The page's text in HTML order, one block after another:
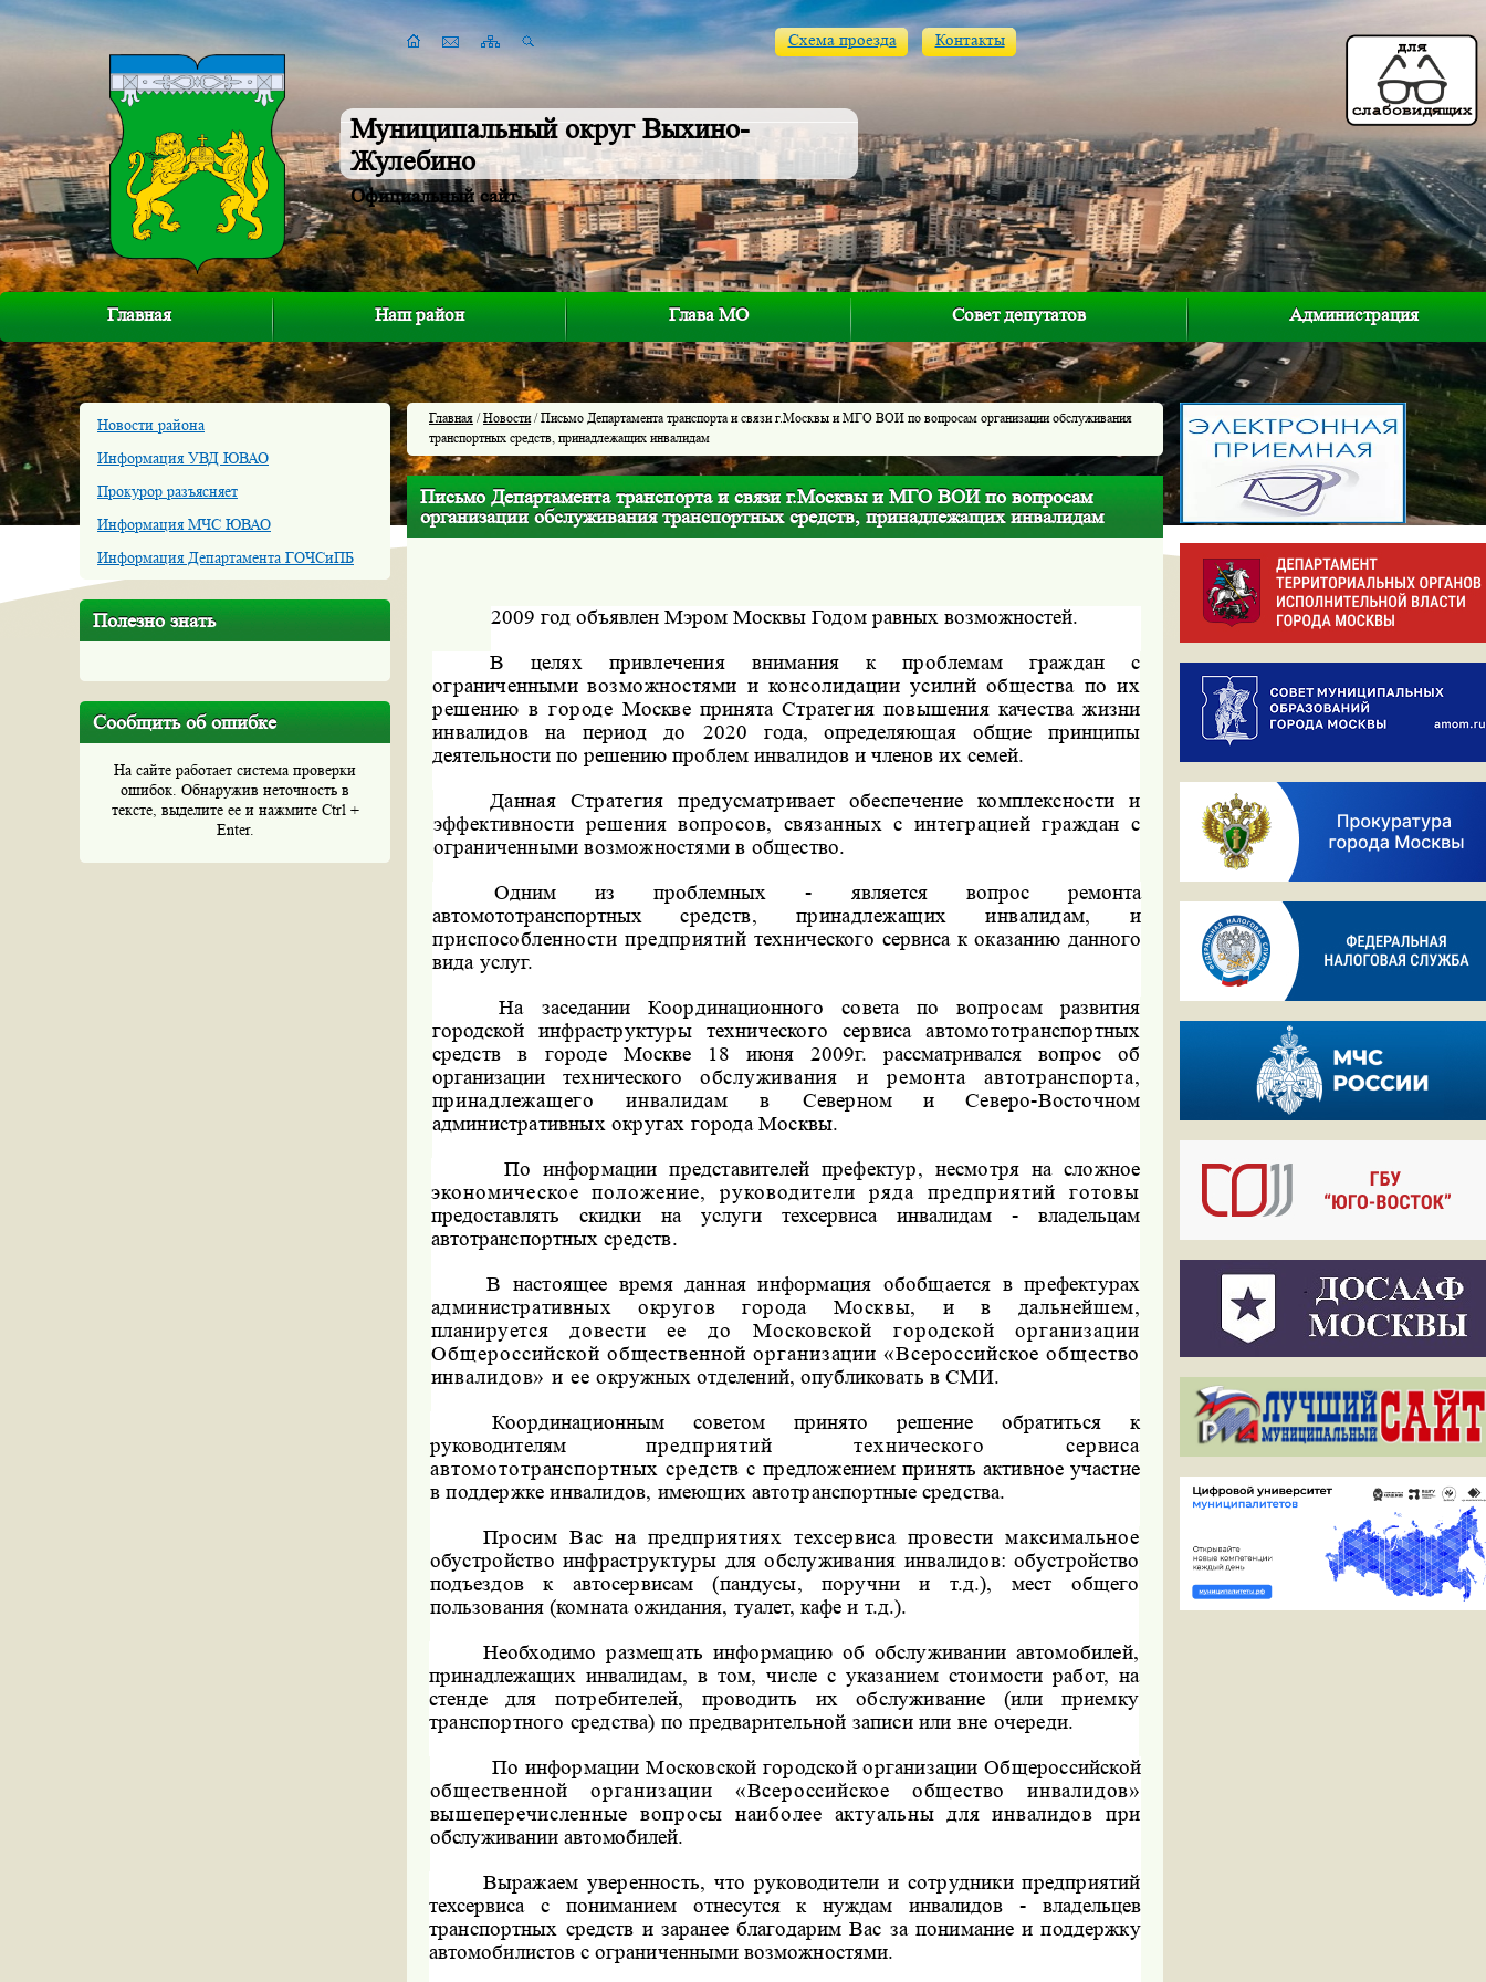
Муниципальный округ Выхино-
Жулебино
Официальный сайт
Схема проезда Контакты
Главная Наш район Глава МО Совет депутатов Администрация
Новости района
Информация УВД ЮВАО
Прокурор разъясняет
Информация МЧС ЮВАО
Информация Департамента ГОЧСиПБ
Полезно знать
Сообщить об ошибке
На сайте работает система проверки
ошибок. Обнаружив неточность в
тексте, выделите ее и нажмите Ctrl +
Enter.
Главная /Новости/ Письмо Департамента транспорта и связи г.Москвы и МГО ВОИ по вопросам организации обслуживания
транспортных средств, принадлежащих инвалидам
Письмо Департамента транспорта и связи г.Москвы и МГО ВОИ по вопросам
организации обслуживания транспортных средств, принадлежащих инвалидам
2009 год объявлен Мэром Москвы Годом равных возможностей.
В целях привлечения внимания к проблемам граждан с
ограниченнымивозможностями и консолидации усилий общества по их
решению в городе Москве принята Стратегия повышения качества жизни
инвалидов на период до 2020 года, определяющая общие принципы
деятельности по решению проблеминвалидов и членов их семей.
Данная Стратегия предусматривает обеспечение комплексности и
эффективности решения вопросов, связанных с интеграцией граждан с
ограниченными возможностями в общество.
Одним из проблемных - является вопрос ремонта
автомототранспортныхсредств, принадлежащих инвалидам, и
приспособленности предприятийтехнического сервиса к оказанию данного
вида услуг.
На заседании Координационного совета по вопросам развития
городской инфраструктуры технического сервиса автомототранспортных
средств в городеМоскве 18 июня 2009г. рассматривался вопрос об
организации технического обслуживания и ремонта автотранспорта,
принадлежащего инвалидам в Северном и Северо-Восточном
административных округах города Москвы.
По информации представителей префектур, несмотря на сложное
экономическое положение, руководители ряда предприятий готовы
предоставлять скидки на услуги техсервиса инвалидам - владельцам
автотранспортных средств.
В настоящее время данная информация обобщается в префектурах
административных округов города Москвы, и в дальнейшем,
планируется довести ее до Московской городской организации
Общероссийской общественной организации «Всероссийское общество
инвалидов» и ееокружных отделений, опубликовать в СМИ.
Координационным советом принято решение обратиться к
руководителямпредприятий технического сервиса
автомототранспортных средств спредложением принять активное участие
в поддержке инвалидов, имеющихавтотранспортные средства.
Просим Вас на предприятиях техсервиса провести максимальное
обустройство инфраструктуры для обслуживания инвалидов: обустройство
подъездов к автосервисам (пандусы, поручни и т.д.), мест общего
пользования(комната ожидания, туалет, кафе и т.д.).
Необходимо размещать информацию об обслуживании автомобилей,
принадлежащих инвалидам, в том, числе с указанием стоимости работ, на
стенде для потребителей, проводить их обслуживание (или приемку
транспортного средства) по предварительной записи или вне очереди.
По информации Московской городской организации Общероссийской
общественной организации «Всероссийское общество инвалидов»
вышеперечисленные вопросы наиболее актуальны для инвалидов при
обслуживании автомобилей.
Выражаем уверенность, что руководители и сотрудники предприятий
техсервиса с пониманием отнесутся к нуждам инвалидов - владельцев
транспортных средств и заранее благодарим Вас за понимание и поддержку
автомобилистов с ограниченными возможностями.